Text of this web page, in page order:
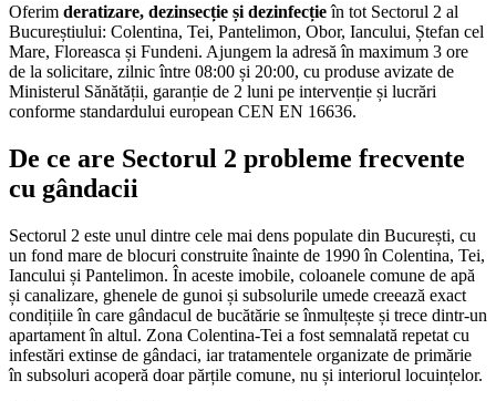
Oferim deratizare, dezinsecție și dezinfecțieîn tot Sectorul 2 al
Bucureștiului: Colentina, Tei, Pantelimon, Obor, Iancului, Ștefan cel
Mare, Floreasca și Fundeni. Ajungem la adresă în maximum 3 ore
de la solicitare, zilnic între 08:00 și 20:00, cu produse avizate de
Ministerul Sănătății, garanție de 2 luni pe intervenție și lucrări
conforme standardului european CEN EN 16636.
De ce are Sectorul 2 probleme frecvente
cu gândacii
Sectorul 2 este unul dintre cele mai dens populate din București, cu
un fond mare de blocuri construite înainte de 1990 în Colentina, Tei,
Iancului și Pantelimon. În aceste imobile, coloanele comune de apă
și canalizare, ghenele de gunoi și subsolurile umede creează exact
condițiile în care gândacul de bucătărie se înmulțește și trece dintr-un
apartament în altul. Zona Colentina-Tei a fost semnalată repetat cu
infestări extinse de gândaci, iar tratamentele organizate de primărie
în subsoluri acoperă doar părțile comune, nu și interiorul locuințelor.